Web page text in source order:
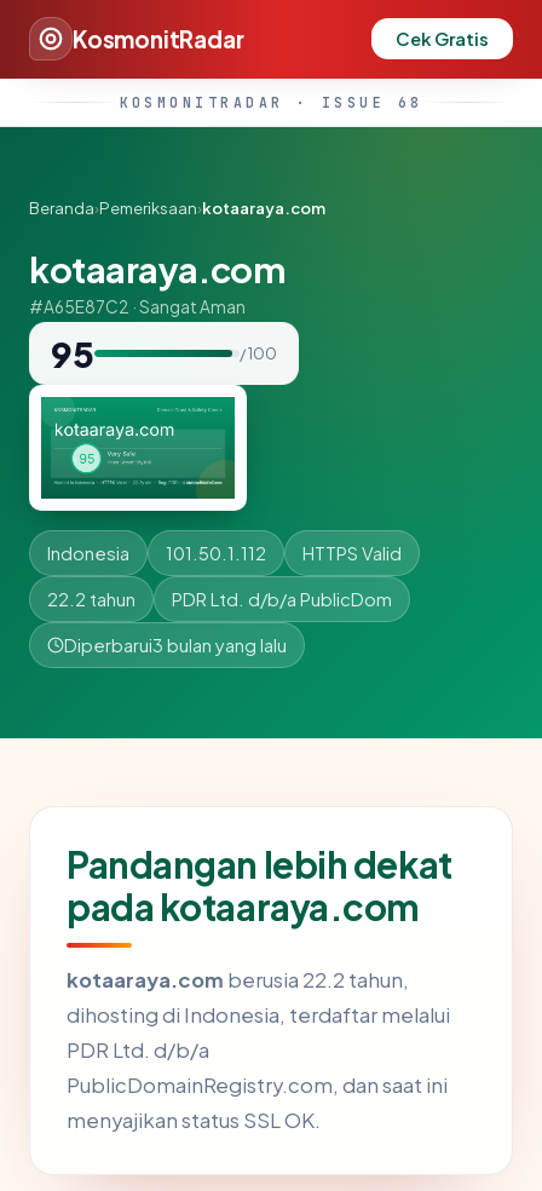
KosmonitRadar Cek Gratis
KOSMONITRADAR · ISSUE 68
Beranda›Pemeriksaan›kotaaraya.com
kotaaraya.com
#A65E87C2 · Sangat Aman
95 / 100
Indonesia 101.50.1.112 HTTPS Valid
22.2 tahun PDR Ltd. d/b/a PublicDom
Diperbarui3 bulan yang lalu
Pandangan lebih dekat
pada kotaaraya.com
kotaaraya.com berusia 22.2 tahun,
dihosting di Indonesia, terdaftar melalui
PDR Ltd. d/b/a
PublicDomainRegistry.com, dan saat ini
menyajikan status SSL OK.